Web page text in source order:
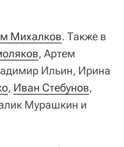
Михалков. Также в
, Артем
Ильин, Ирина
, Иван Стебунов,
Мурашкин и